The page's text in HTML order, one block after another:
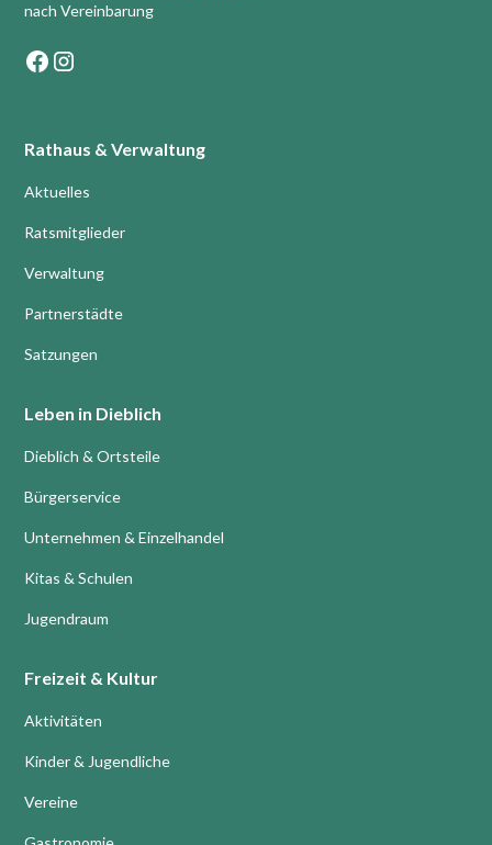
nach Vereinbarung
Rathaus & Verwaltung
Aktuelles
Ratsmitglieder
Verwaltung
Partnerstädte
Satzungen
Leben in Dieblich
Dieblich & Ortsteile
Bürgerservice
Unternehmen & Einzelhandel
Kitas & Schulen
Jugendraum
Freizeit & Kultur
Aktivitäten
Kinder & Jugendliche
Vereine